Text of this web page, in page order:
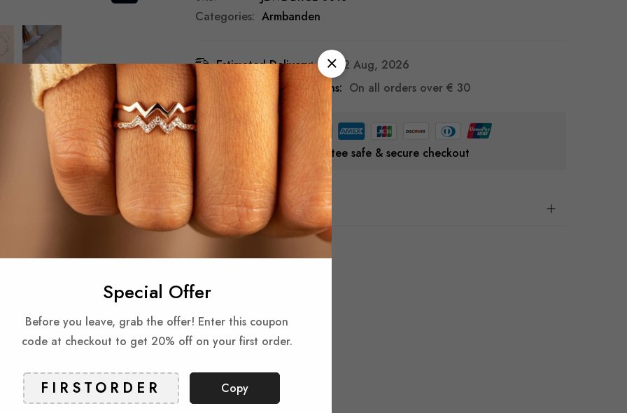
Special Offer
Before you leave, grab the offer! Enter this coupon
code at checkout to get 20% off on your first order.
Copy
Categories: Armbanden
Estimated Delivery:
7 - 12 Aug, 2026
Free Shipping & Returns: On all orders over € 30
Guarantee safe & secure checkout
Reviews
Produkty powiązane